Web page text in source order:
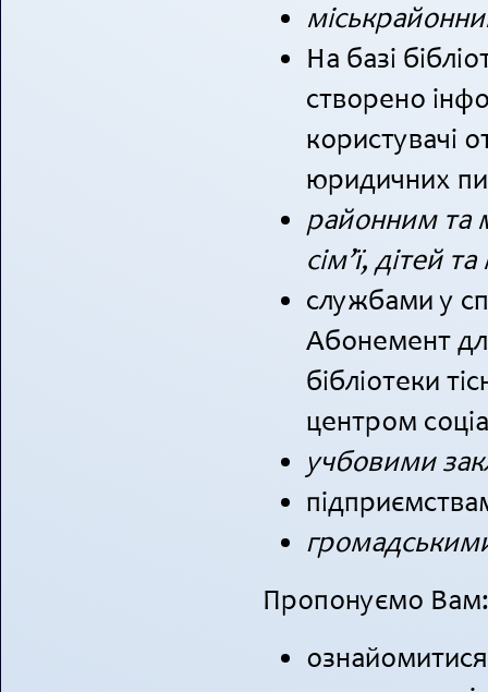
На базі
створено
користувачі
юридичних
районним та
сім’ї, дітей
службами у
Абонемент
бібліотеки
центром
учбовими
Пропонуємо Вам: